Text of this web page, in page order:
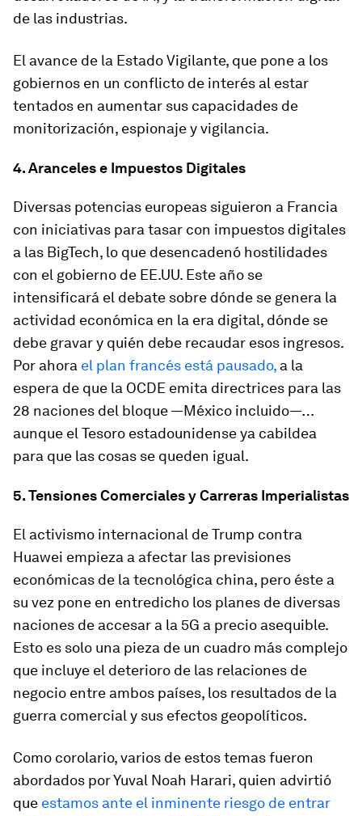
de las industrias.
El avance de la Estado Vigilante, que pone a los
gobiernos en un conflicto de interés al estar
tentados en aumentar sus capacidades de
monitorización, espionaje y vigilancia.
4. Aranceles e Impuestos Digitales
Diversas potencias europeas siguieron a Francia
con iniciativas para tasar con impuestos digitales
a las BigTech, lo que desencadenó hostilidades
con el gobierno de EE.UU. Este año se
intensificará el debate sobre dónde se genera la
actividad económica en la era digital, dónde se
debe gravar y quién debe recaudar esos ingresos.
Por ahora el plan francés está pausado, a la
espera de que la OCDE emita directrices para las
28 naciones del bloque —México incluido—…
aunque el Tesoro estadounidense ya cabildea
para que las cosas se queden igual.
5. Tensiones Comerciales y Carreras Imperialistas
El activismo internacional de Trump contra
Huawei empieza a afectar las previsiones
económicas de la tecnológica china, pero éste a
su vez pone en entredicho los planes de diversas
naciones de accesar a la 5G a precio asequible.
Esto es solo una pieza de un cuadro más complejo
que incluye el deterioro de las relaciones de
negocio entre ambos países, los resultados de la
guerra comercial y sus efectos geopolíticos.
Como corolario, varios de estos temas fueron
abordados por Yuval Noah Harari, quien advirtió
que estamos ante el inminente riesgo de entrar